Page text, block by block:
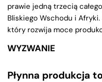
prawie jedną trzecią
Bliskiego Wschodu i
który rozwija moce
WYZWANIE
Płynna produkcja